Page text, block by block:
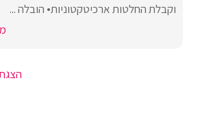
וקבלת החלטות ארכיטקטוניות• הובלה ...